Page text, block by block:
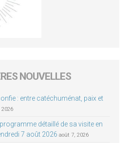
NOUVELLES
: entre catéchuménat, paix et
2026
programme détaillé de sa visite en
7 août 2026 août 7, 2026